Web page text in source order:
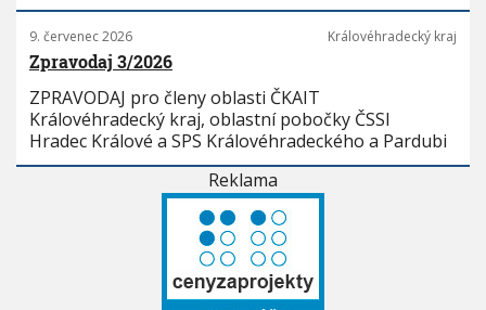
9. červenec 2026 Královéhradecký kraj
Zpravodaj 3/2026
ZPRAVODAJ pro členy oblasti ČKAIT
Královéhradecký kraj, oblastní pobočky ČSSI
Hradec Králové a SPS Královéhradeckého a Pardubi
Reklama